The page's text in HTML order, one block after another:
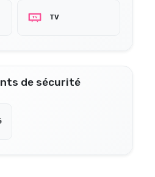
TV
de sécurité